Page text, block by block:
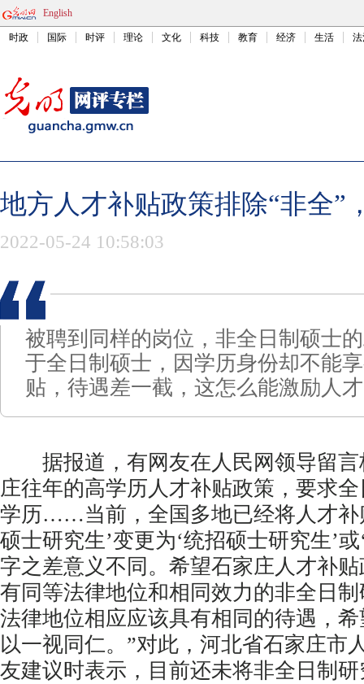
English
时政 国际 时评 理论 文化 科技 教育 经济 生活
地方人才补贴政策排除“非全”
2022-05-24 10:58:03
被聘到同样的岗位，非全日制硕士
于全日制硕士，因学历身份却不能
贴，待遇差一截，这怎么能激励人
据报道，有网友在人民网领导留言
庄往年的高学历人才补贴政策，要求
学历……当前，全国多地已经将人才补
硕士研究生’变更为‘统招硕士研究生’
字之差意义不同。希望石家庄人才补
有同等法律地位和相同效力的非全日
法律地位相应应该具有相同的待遇，
以一视同仁。”对此，河北省石家庄市
友建议时表示，目前还未将非全日制